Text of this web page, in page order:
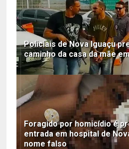
Policiais de Nova Iguaçu
caminho da casa da mãe
Foragido por homicídio é
entrada em hospital de
nome falso